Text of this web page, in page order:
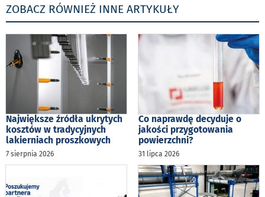
ZOBACZ RÓWNIEŻ INNE ARTYKUŁY
Największe źródła ukrytych
kosztów w tradycyjnych
lakierniach proszkowych
7 sierpnia 2026
Co naprawdę decyduje o
jakości przygotowania
powierzchni?
31 lipca 2026